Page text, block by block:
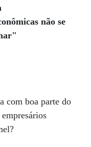
não se
com boa parte do